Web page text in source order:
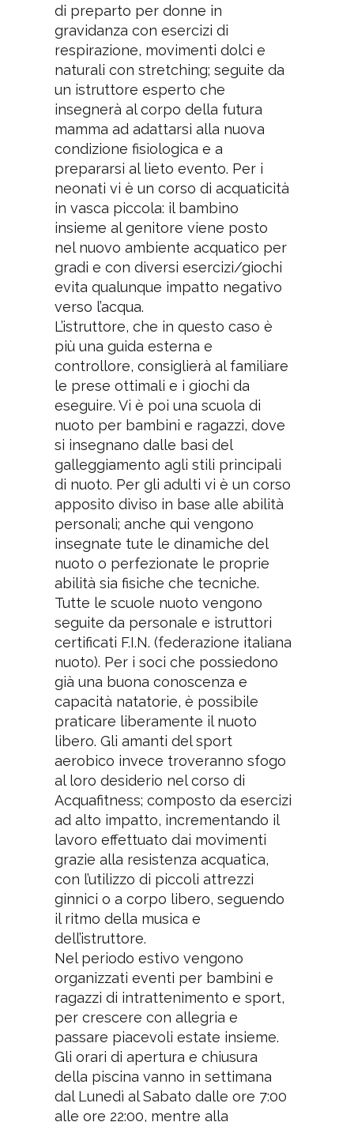
di preparto per donne in
gravidanza con esercizi di
respirazione, movimenti dolci e
naturali con stretching; seguite da
un istruttore esperto che
insegnerà al corpo della futura
mamma ad adattarsi alla nuova
condizione fisiologica e a
prepararsi al lieto evento. Per i
neonati vi è un corso di acquaticità
in vasca piccola: il bambino
insieme al genitore viene posto
nel nuovo ambiente acquatico per
gradi e con diversi esercizi/giochi
evita qualunque impatto negativo
verso l’acqua.
L’istruttore, che in questo caso è
più una guida esterna e
controllore, consiglierà al familiare
le prese ottimali e i giochi da
eseguire. Vi è poi una scuola di
nuoto per bambini e ragazzi, dove
si insegnano dalle basi del
galleggiamento agli stili principali
di nuoto. Per gli adulti vi è un corso
apposito diviso in base alle abilità
personali; anche qui vengono
insegnate tute le dinamiche del
nuoto o perfezionate le proprie
abilità sia fisiche che tecniche.
Tutte le scuole nuoto vengono
seguite da personale e istruttori
certificati F.I.N. (federazione italiana
nuoto). Per i soci che possiedono
già una buona conoscenza e
capacità natatorie, è possibile
praticare liberamente il nuoto
libero. Gli amanti del sport
aerobico invece troveranno sfogo
al loro desiderio nel corso di
Acquafitness; composto da esercizi
ad alto impatto, incrementando il
lavoro effettuato dai movimenti
grazie alla resistenza acquatica,
con l’utilizzo di piccoli attrezzi
ginnici o a corpo libero, seguendo
il ritmo della musica e
dell’istruttore.
Nel periodo estivo vengono
organizzati eventi per bambini e
ragazzi di intrattenimento e sport,
per crescere con allegria e
passare piacevoli estate insieme.
Gli orari di apertura e chiusura
della piscina vanno in settimana
dal Lunedì al Sabato dalle ore 7:00
alle ore 22:00, mentre alla